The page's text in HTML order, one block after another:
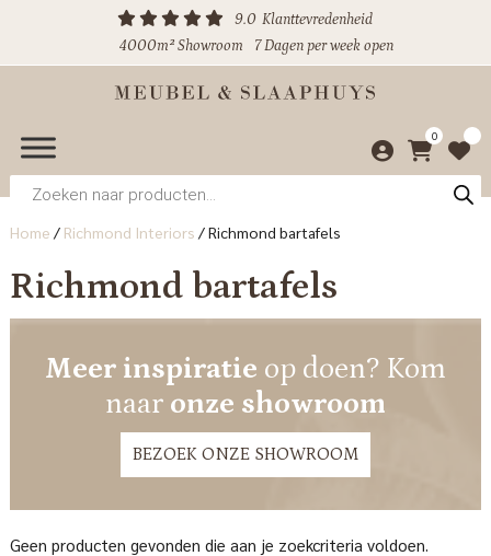
9.0 Klanttevredenheid
4000m² Showroom
7 Dagen per week open
0
Producten
zoeken
Home / Richmond Interiors /Richmond bartafels
Richmond bartafels
Meer inspiratie op doen? Kom
naar onze showroom
BEZOEK ONZE SHOWROOM
Geen producten gevonden die aan je zoekcriteria voldoen.